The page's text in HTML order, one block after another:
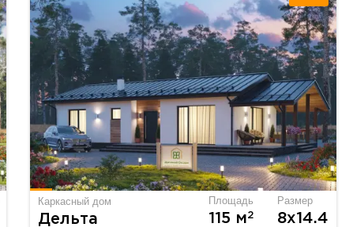
Каркасный дом
Дельта
Площадь
115 м2
Размер
8х14.4